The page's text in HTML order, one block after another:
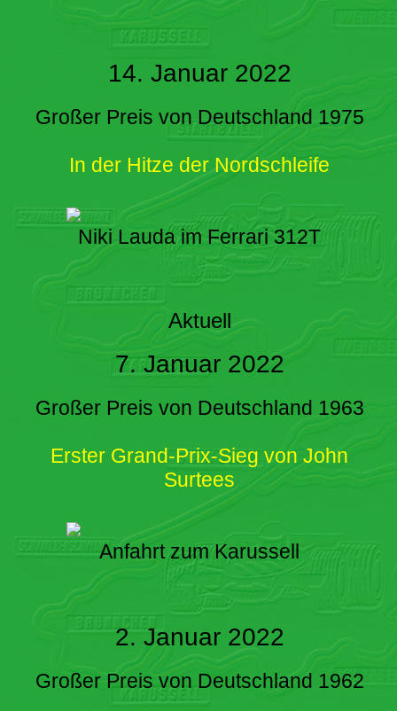
14. Januar 2022
Großer Preis von Deutschland 1975
In der Hitze der Nordschleife
Niki Lauda im Ferrari 312T
Aktuell
7. Januar 2022
Großer Preis von Deutschland 1963
Erster Grand-Prix-Sieg von John
Surtees
Anfahrt zum Karussell
2. Januar 2022
Großer Preis von Deutschland 1962